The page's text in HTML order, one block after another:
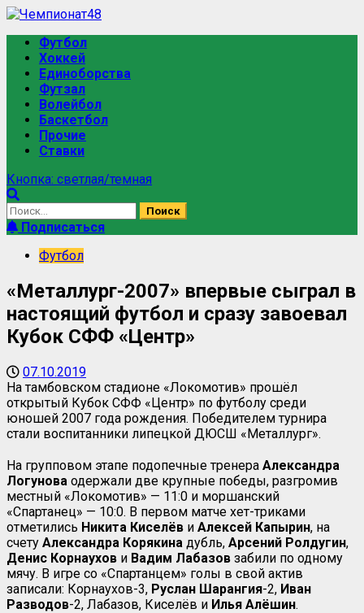
Футбол
Хоккей
Единоборства
Футзал
Волейбол
Баскетбол
Прочие
Ставки
Кнопка: светлая/темная
Подписаться
Футбол
«Металлург-2007» впервые сыграл в
настоящий футбол и сразу завоевал
Кубок СФФ «Центр»
07.10.2019
На тамбовском стадионе «Локомотив» прошёл
открытый Кубок СФФ «Центр» по футболу среди
юношей 2007 года рождения. Победителем турнира
стали воспитанники липецкой ДЮСШ «Металлург».
На групповом этапе подопечные тренера Александра
Логунова одержали две крупные победы, разгромив
местный «Локомотив» — 11:0 и моршанский
«Спартанец» — 10:0. В первом матче хет-триками
отметились Никита Киселёв и Алексей Капырин, на
счету Александра Корякина дубль, Арсений Ролдугин,
Денис Корнаухов и Вадим Лабазов забили по одному
мячу. В игре со «Спартанцем» голы в свой актив
записали: Корнаухов-3, Руслан Шарангия-2, Иван
Разводов-2, Лабазов, Киселёв и Илья Алёшин.